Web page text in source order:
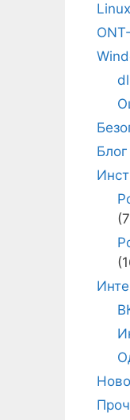
Linux
Блог